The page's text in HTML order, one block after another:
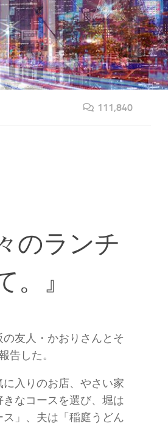
111,840
のランチ
』
友人・かおりさんとそ
告した。
入りのお店、やさい家
なコースを選び、堀は
ス」、夫は「稲庭うどん